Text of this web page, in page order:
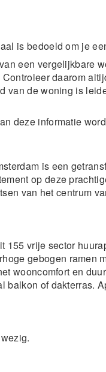
is bedoeld om je
een vergelijkbare
daarom
van de woning is
deze informatie
is een
op deze
van het centrum
155 vrije sector
gebogen ramen
wooncomfort en
balkon of dakterras.